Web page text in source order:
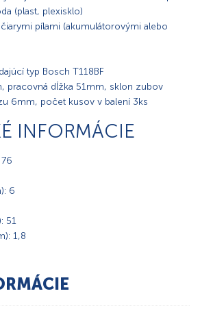
(plast, plexisklo)
pílami (akumulátorovými alebo
typ Bosch T118BF
pracovná dĺžka 51mm, sklon zubov
6mm, počet kusov v balení 3ks
INFORMÁCIE
6
51
1,8